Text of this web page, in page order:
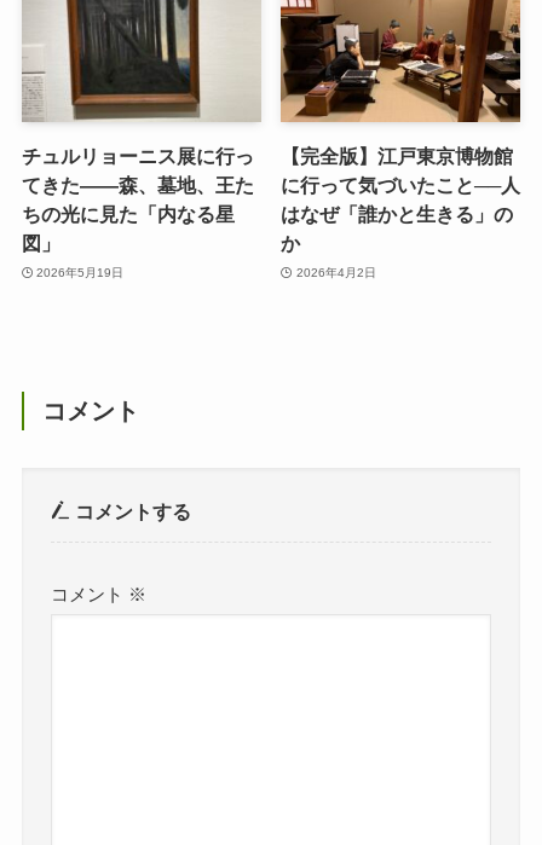
チュルリョーニス展に行っ
てきた――森、墓地、王た
ちの光に見た「内なる星
図」
2026年5月19日
【完全版】江戸東京博物館
に行って気づいたこと──人
はなぜ「誰かと生きる」の
か
2026年4月2日
コメント
コメントする
コメント ※